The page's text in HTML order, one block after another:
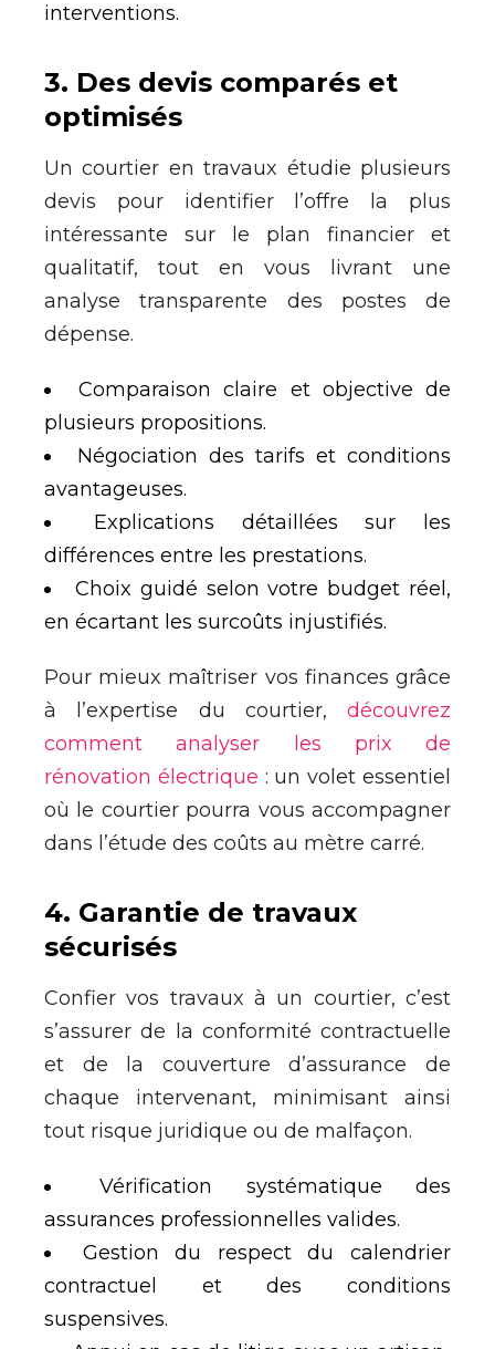
interventions.
3. Des devis comparés et
optimisés
Un courtier en travaux étudie plusieurs
devis pour identifier l’offre la plus
intéressante sur le plan financier et
qualitatif, tout en vous livrant une
analyse transparente des postes de
dépense.
Comparaison claire et objective de
plusieurs propositions.
Négociation des tarifs et conditions
avantageuses.
Explications détaillées sur les
différences entre les prestations.
Choix guidé selon votre budget réel,
en écartant les surcoûts injustifiés.
Pour mieux maîtriser vos finances grâce
à l’expertise du courtier, découvrez
comment analyser les prix de
rénovation électrique : un volet essentiel
où le courtier pourra vous accompagner
dans l’étude des coûts au mètre carré.
4. Garantie de travaux
sécurisés
Confier vos travaux à un courtier, c’est
s’assurer de la conformité contractuelle
et de la couverture d’assurance de
chaque intervenant, minimisant ainsi
tout risque juridique ou de malfaçon.
Vérification systématique des
assurances professionnelles valides.
Gestion du respect du calendrier
contractuel et des conditions
suspensives.